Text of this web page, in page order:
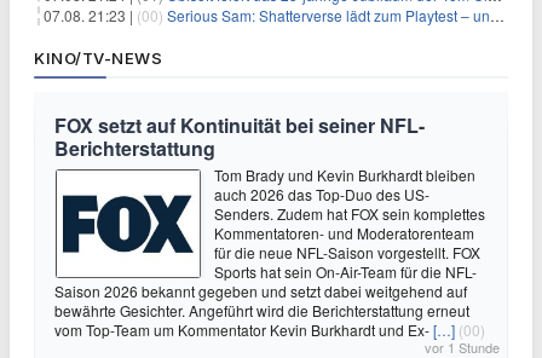
07.08. 21:23 | (00) Serious Sam: Shatterverse lädt zum Playtest – und erscheint schon bald!
KINO/TV-NEWS
FOX setzt auf Kontinuität bei seiner NFL-
Berichterstattung
Tom Brady und Kevin Burkhardt bleiben
auch 2026 das Top-Duo des US-
Senders. Zudem hat FOX sein komplettes
Kommentatoren- und Moderatorenteam
für die neue NFL-Saison vorgestellt. FOX
Sports hat sein On-Air-Team für die NFL-
Saison 2026 bekannt gegeben und setzt dabei weitgehend auf
bewährte Gesichter. Angeführt wird die Berichterstattung erneut
vom Top-Team um Kommentator Kevin Burkhardt und Ex-[…] (00)
vor 1 Stunde